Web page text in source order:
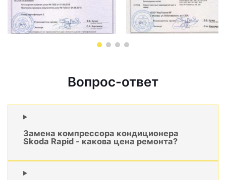
Вопрос-ответ
Замена компрессора кондиционера
Skoda Rapid - какова цена ремонта?